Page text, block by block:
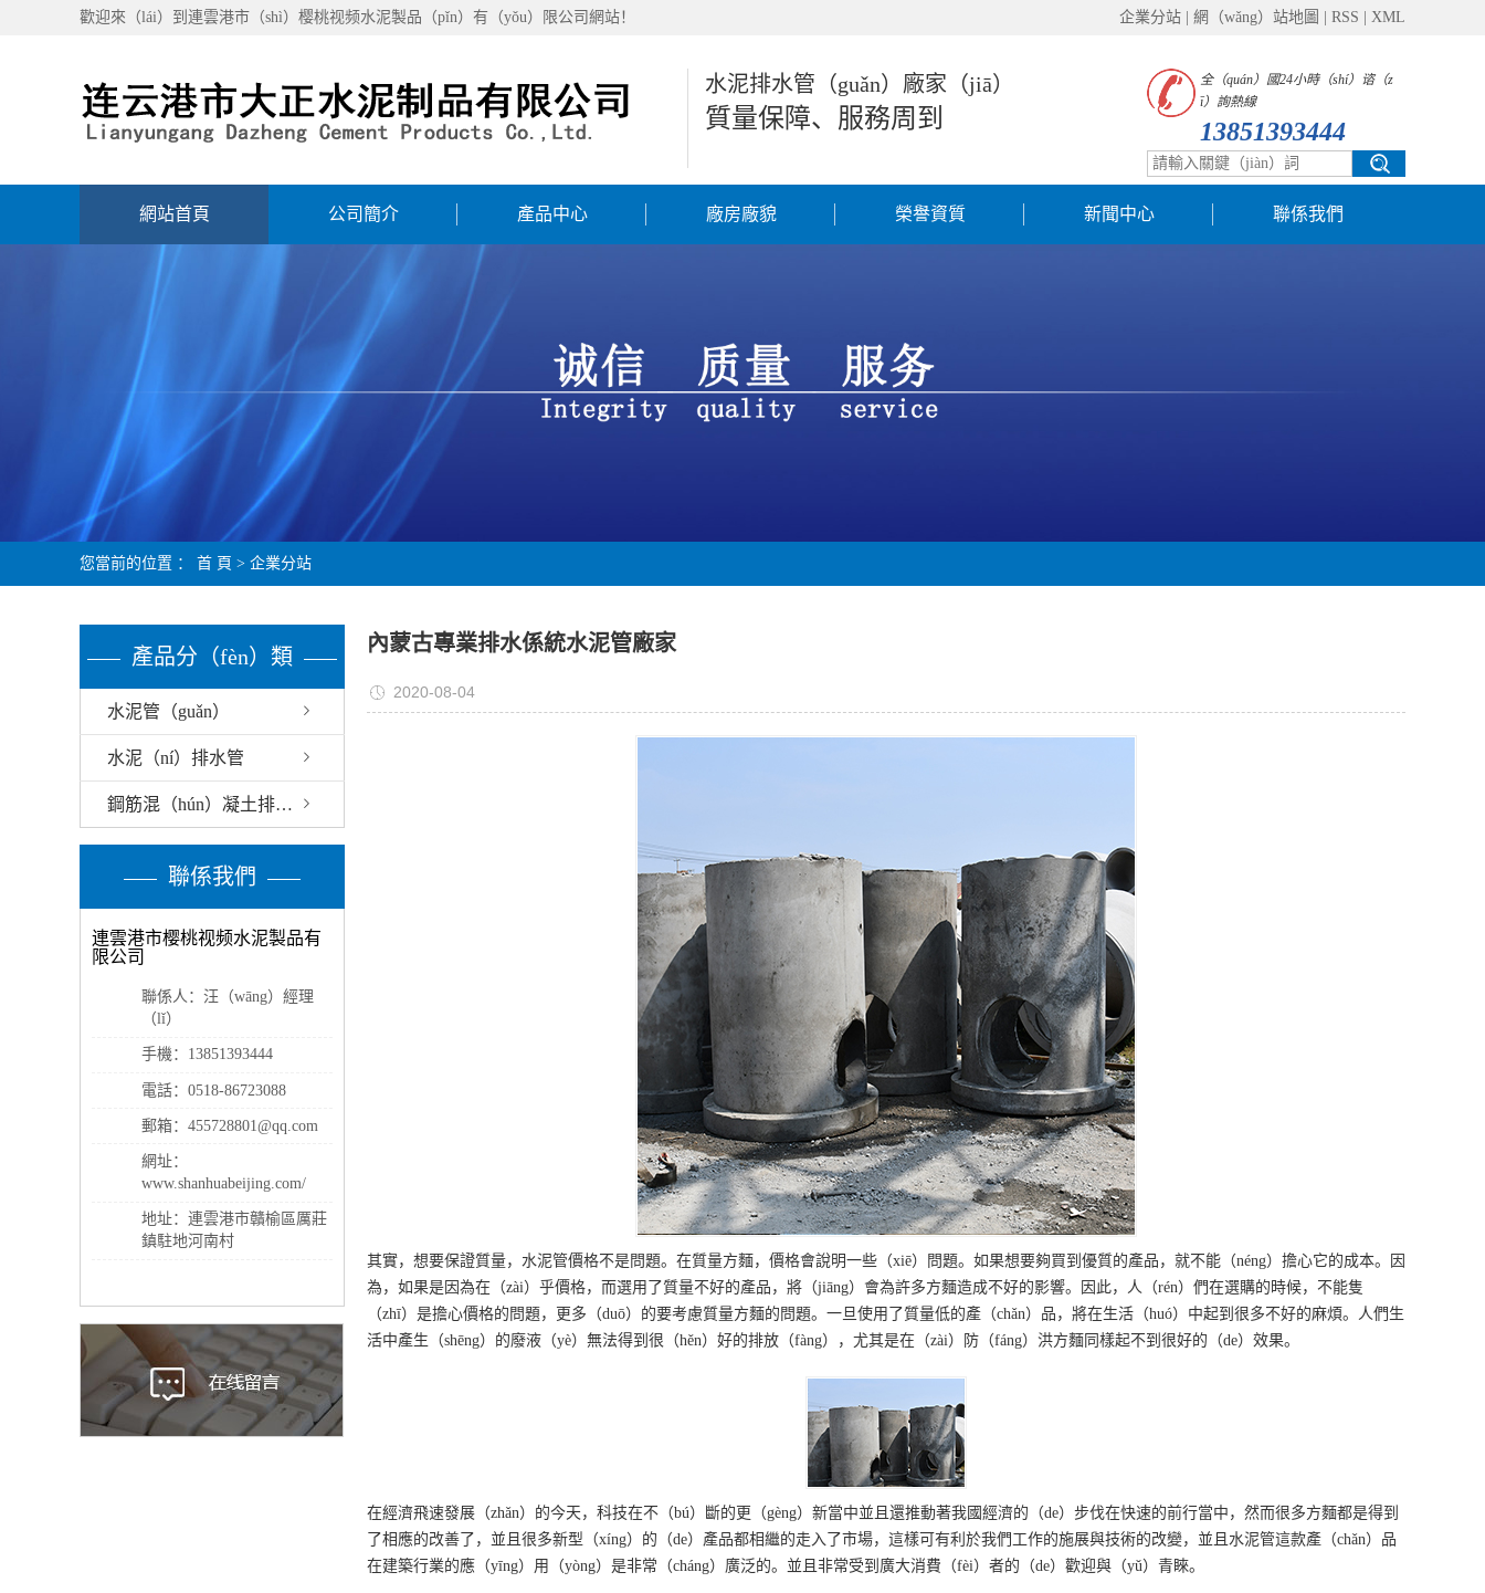
歡迎來（lái）到連雲港市（shì）樱桃视频水泥製品（pǐn）有（yǒu）限公司網站！ 企業分站 網（wǎng）站地圖 RSS XML
水泥排水管（guǎn）廠家（jiā）
質量保障、服務周到
全（quán）國24小時（shí）谘（z
ī）詢熱線
13851393444
網站首頁 公司簡介 產品中心 廠房廠貌 榮譽資質 新聞中心 聯係我們
您當前的位置 ： 首 頁 > 企業分站
產品分（fèn）類
水泥管（guǎn）
水泥（ní）排水管
鋼筋混（hún）凝土排水管
聯係我們
連雲港市樱桃视频水泥製品有
限公司
聯係人：汪（wāng）經理
（lǐ）
手機：13851393444
電話：0518-86723088
郵箱：455728801@qq.com
網址：
www.shanhuabeijing.com/
地址：連雲港市贛榆區厲莊
鎮駐地河南村
內蒙古專業排水係統水泥管廠家
2020-08-04
其實，想要保證質量，水泥管價格不是問題。在質量方麵，價格會說明一些（xiē）問題。如果想要夠買到優質的產品，就不能（néng）擔心它的成本。因
為，如果是因為在（zài）乎價格，而選用了質量不好的產品，將（jiāng）會為許多方麵造成不好的影響。因此，人（rén）們在選購的時候，不能隻
（zhī）是擔心價格的問題，更多（duō）的要考慮質量方麵的問題。一旦使用了質量低的產（chǎn）品，將在生活（huó）中起到很多不好的麻煩。人們生
活中產生（shēng）的廢液（yè）無法得到很（hěn）好的排放（fàng），尤其是在（zài）防（fáng）洪方麵同樣起不到很好的（de）效果。
在經濟飛速發展（zhǎn）的今天，科技在不（bú）斷的更（gèng）新當中並且還推動著我國經濟的（de）步伐在快速的前行當中，然而很多方麵都是得到
了相應的改善了，並且很多新型（xíng）的（de）產品都相繼的走入了市場，這樣可有利於我們工作的施展與技術的改變，並且水泥管這款產（chǎn）品
在建築行業的應（yīng）用（yòng）是非常（cháng）廣泛的。並且非常受到廣大消費（fèi）者的（de）歡迎與（yǔ）青睞。